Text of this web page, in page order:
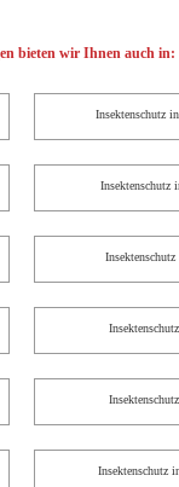
bieten wir Ihnen auch in:
Insektenschutz
Insektenschutz
Insektenschutz